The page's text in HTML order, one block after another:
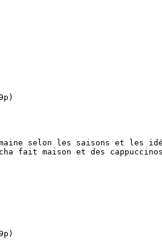
selon les saisons et les
fait maison et des